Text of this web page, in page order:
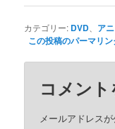
カテゴリー: DVD ア
この投稿のパーマリン
コメン
メールアドレス